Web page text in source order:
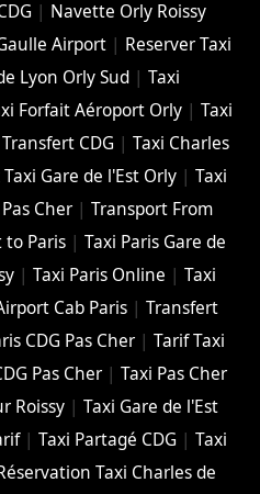
| Navette Orly Roissy
Airport | Reserver Taxi
Lyon Orly Sud| Taxi
Forfait Aéroport Orly |Taxi
Transfert CDG | Taxi Charles
Taxi Gare de l'Est Orly| Taxi
Cher |Transport From
to Paris| Taxi Paris Gare de
|Taxi Paris Online |Taxi
Cab Paris| Transfert
CDG Pas Cher| Tarif Taxi
Pas Cher| Taxi Pas Cher
Roissy |Taxi Gare de l'Est
| Taxi Partagé CDG | Taxi
Taxi Charles de